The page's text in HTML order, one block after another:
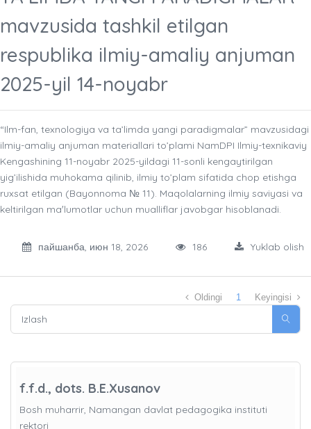
mavzusida tashkil etilgan
respublika ilmiy-amaliy anjuman
2025-yil 14-noyabr
“Ilm-fan, texnologiya va ta’limda yangi paradigmalar” mavzusidagi
ilmiy-amaliy anjuman materiallari to’plami NamDPI Ilmiy-texnikaviy
Kengashining 11-noyabr 2025-yildagi 11-sonli kengaytirilgan
yig’ilishida muhokama qilinib, ilmiy to’plam sifatida chop etishga
ruxsat etilgan (Bayonnoma № 11). Maqolalarning ilmiy saviyasi va
keltirilgan maʼlumotlar uchun mualliflar javobgar hisoblanadi.
пайшанба, июн 18, 2026 186 Yuklab olish
Oldingi 1 Keyingisi
f.f.d., dots. B.E.Xusanov
Bosh muharrir, Namangan davlat pedagogika instituti
rektori